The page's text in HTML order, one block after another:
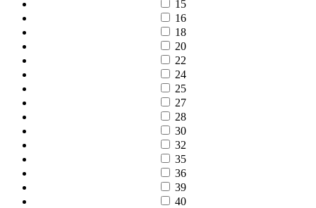
15
16
18
20
22
24
25
27
28
30
32
35
36
39
40